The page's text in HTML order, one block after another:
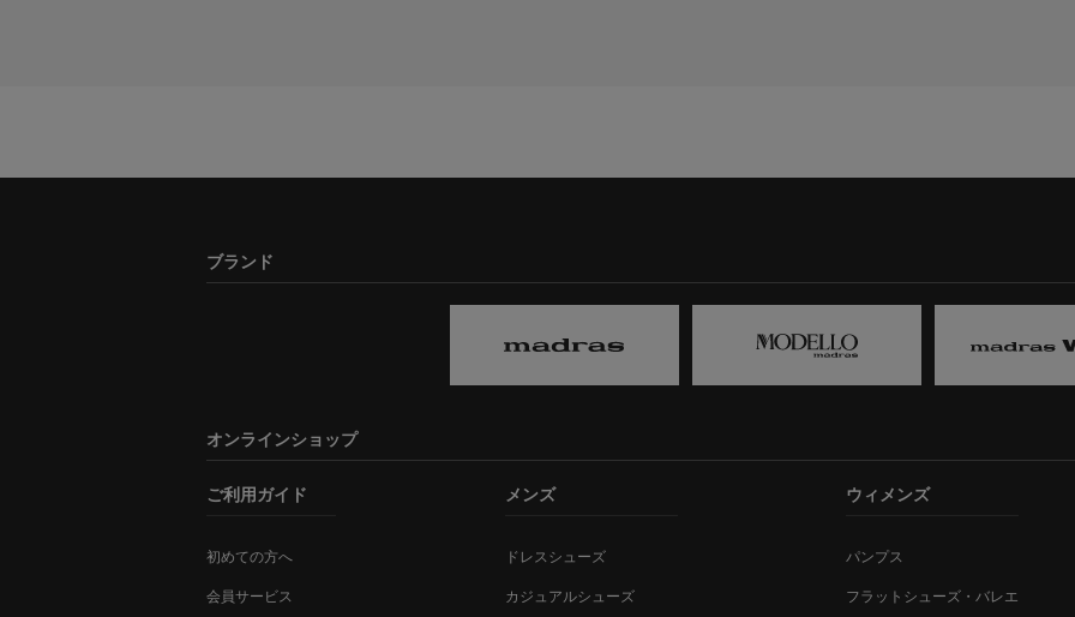
ブランド
オンラインショップ
ご利用ガイド
初めての方へ
会員サービス
メンズ
ドレスシューズ
カジュアルシューズ
ウィメンズ
パンプス
フラットシューズ・バレエ